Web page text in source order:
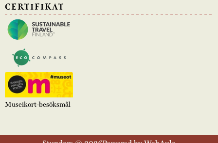
CERTIFIKAT
Museikort-besöksmål